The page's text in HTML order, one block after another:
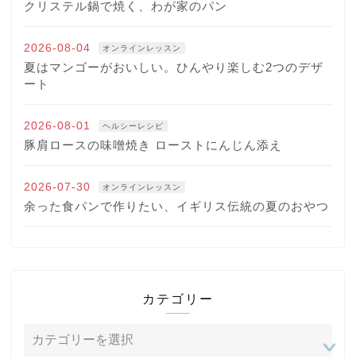
クリステル鍋で焼く、わが家のパン
2026-08-04 オンラインレッスン
夏はマンゴーがおいしい。ひんやり楽しむ2つのデザ
ート
2026-08-01 ヘルシーレシピ
豚肩ロースの味噌焼き ローストにんじん添え
2026-07-30 オンラインレッスン
余った食パンで作りたい、イギリス伝統の夏のおやつ
カテゴリー